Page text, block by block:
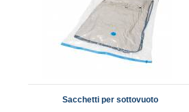
Sacchetti per sottovuoto